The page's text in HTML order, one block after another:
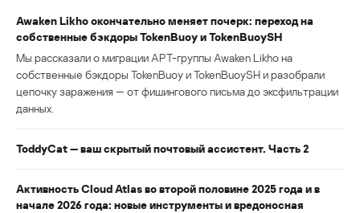
Awaken Likho окончательно меняет почерк: переход на
собственные бэкдоры TokenBuoy и TokenBuoySH
Мы рассказали о миграции APT-группы Awaken Likho на
собственные бэкдоры TokenBuoy и TokenBuoySH и разобрали
цепочку заражения — от фишингового письма до эксфильтрации
данных.
ToddyCat — ваш скрытый почтовый ассистент. Часть 2
Активность Cloud Atlas во второй половине 2025 года и в
начале 2026 года: новые инструменты и вредоносная